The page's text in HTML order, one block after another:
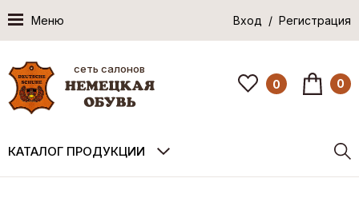
Меню Вход / Регистрация
сеть салонов
0 0
КАТАЛОГ ПРОДУКЦИИ